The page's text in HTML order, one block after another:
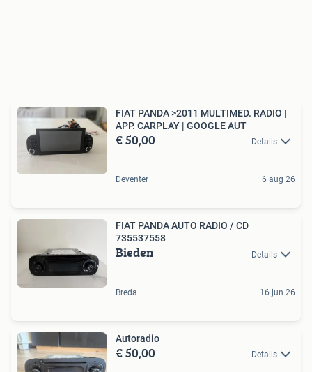
FIAT PANDA >2011 MULTIMED. RADIO |
APP. CARPLAY | GOOGLE AUT
€ 50,00 Details
Deventer 6 aug 26
FIAT PANDA AUTO RADIO / CD
735537558
Bieden Details
Breda 16 jun 26
Autoradio
€ 50,00 Details